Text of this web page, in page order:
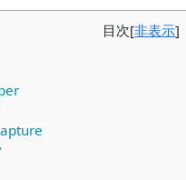
目次[非表示]